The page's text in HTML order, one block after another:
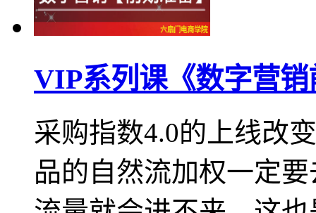
VIP系列课《数字营
采购指数4.0的上线改
品的自然流加权一定